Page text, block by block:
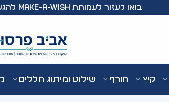
בואו לעזור לעמותת Make-A-Wish להגשים עוד משאלות -->
קיץ חורף שילוט ומיתוג חללים